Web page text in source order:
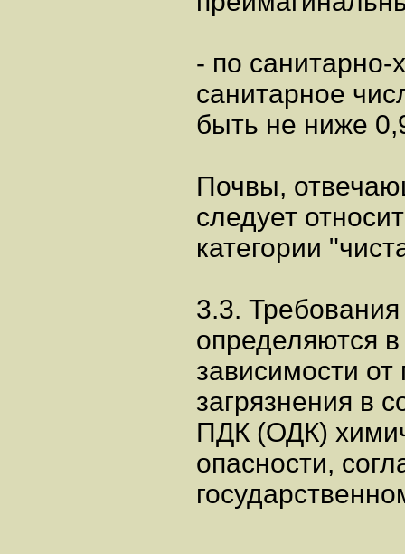
- по санитарно-
санитарное
быть не ниже
Почвы,
следует
категории
3.3.
определяются в
зависимости от
загрязнения в
ПДК (ОДК)
опасности,